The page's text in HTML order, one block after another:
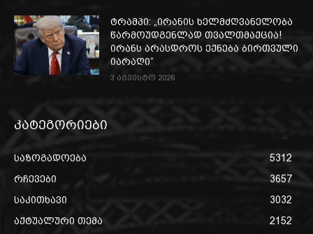
ტრამპი: „ირანის ხელმძღვანელობა
წარმოუდგენლად თვალთმაქცია!
ირანს არასდროს ექნება ბირთვული
იარაღი“
3 აგვისტო 2026
კატეგორიები
საზოგადოება
5312
რჩევები
3657
საკითხავი
3032
აქტუალური თემა
2152